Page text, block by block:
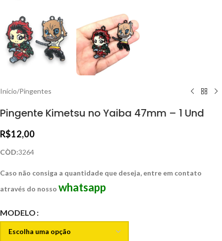
Início/Pingentes
Pingente Kimetsu no Yaiba 47mm – 1 Und
R$12,00
CÒD:3264
Caso não consiga a quantidade que deseja, entre em contato
através do nosso whatsapp
MODELO